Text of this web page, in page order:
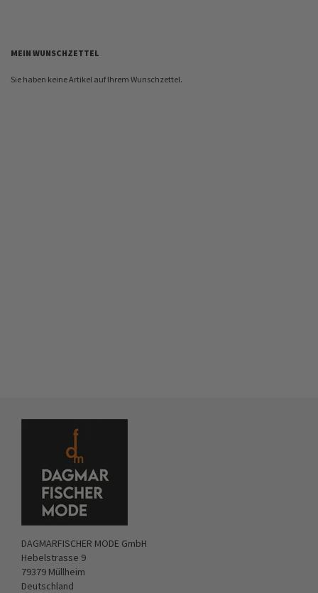
MEIN WUNSCHZETTEL
Sie haben keine Artikel auf Ihrem Wunschzettel.
DAGMARFISCHER MODE GmbH
Hebelstrasse 9
79379 Müllheim
Deutschland